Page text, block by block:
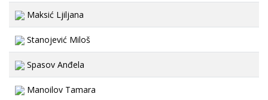
Maksić Ljiljana
Stanojević Miloš
Spasov Anđela
Manoilov Tamara